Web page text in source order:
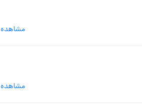
مشاهده
مشاهده